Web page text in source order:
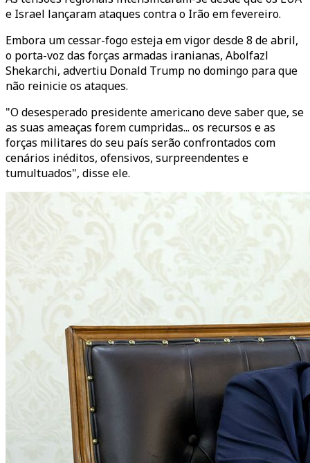
e Israel lançaram ataques contra o Irão em fevereiro.
Embora um cessar-fogo esteja em vigor desde 8 de abril,
o porta-voz das forças armadas iranianas, Abolfazl
Shekarchi, advertiu Donald Trump no domingo para que
não reinicie os ataques.
"O desesperado presidente americano deve saber que, se
as suas ameaças forem cumpridas... os recursos e as
forças militares do seu país serão confrontados com
cenários inéditos, ofensivos, surpreendentes e
tumultuados", disse ele.